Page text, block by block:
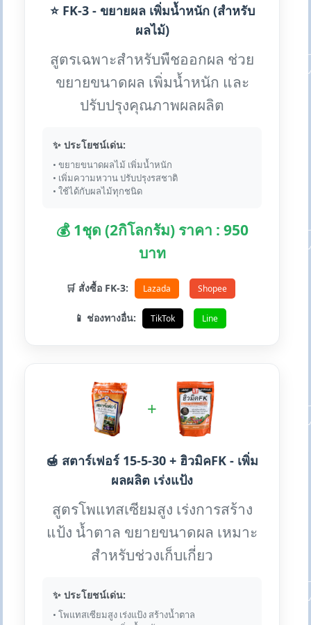
⭐ FK-3 - ขยายผล เพิ่มน้ำหนัก (สำหรับ
ผลไม้)
สูตรเฉพาะสำหรับพืชออกผล ช่วย
ขยายขนาดผล เพิ่มน้ำหนัก และ
ปรับปรุงคุณภาพผลผลิต
✨ ประโยชน์เด่น:
• ขยายขนาดผลไม้ เพิ่มน้ำหนัก
• เพิ่มความหวาน ปรับปรุงรสชาติ
• ใช้ได้กับผลไม้ทุกชนิด
💰 1ชุด (2กิโลกรัม) ราคา : 950
บาท
🛒 สั่งซื้อ FK-3: Lazada Shopee
📱 ช่องทางอื่น: TikTok Line
+
🍯 สตาร์เฟอร์ 15-5-30 + ฮิวมิคFK - เพิ่ม
ผลผลิต เร่งแป้ง
สูตรโพแทสเซียมสูง เร่งการสร้าง
แป้ง น้ำตาล ขยายขนาดผล เหมาะ
สำหรับช่วงเก็บเกี่ยว
✨ ประโยชน์เด่น:
• โพแทสเซียมสูง เร่งแป้ง สร้างน้ำตาล